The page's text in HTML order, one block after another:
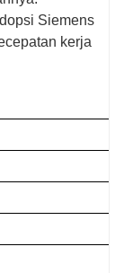
Siemens
kerja